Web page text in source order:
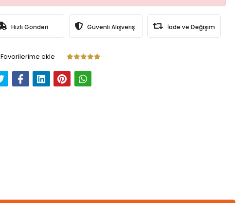
Hızlı Gönderi Güvenli Alışveriş İade ve Değişim
Favorilerime ekle